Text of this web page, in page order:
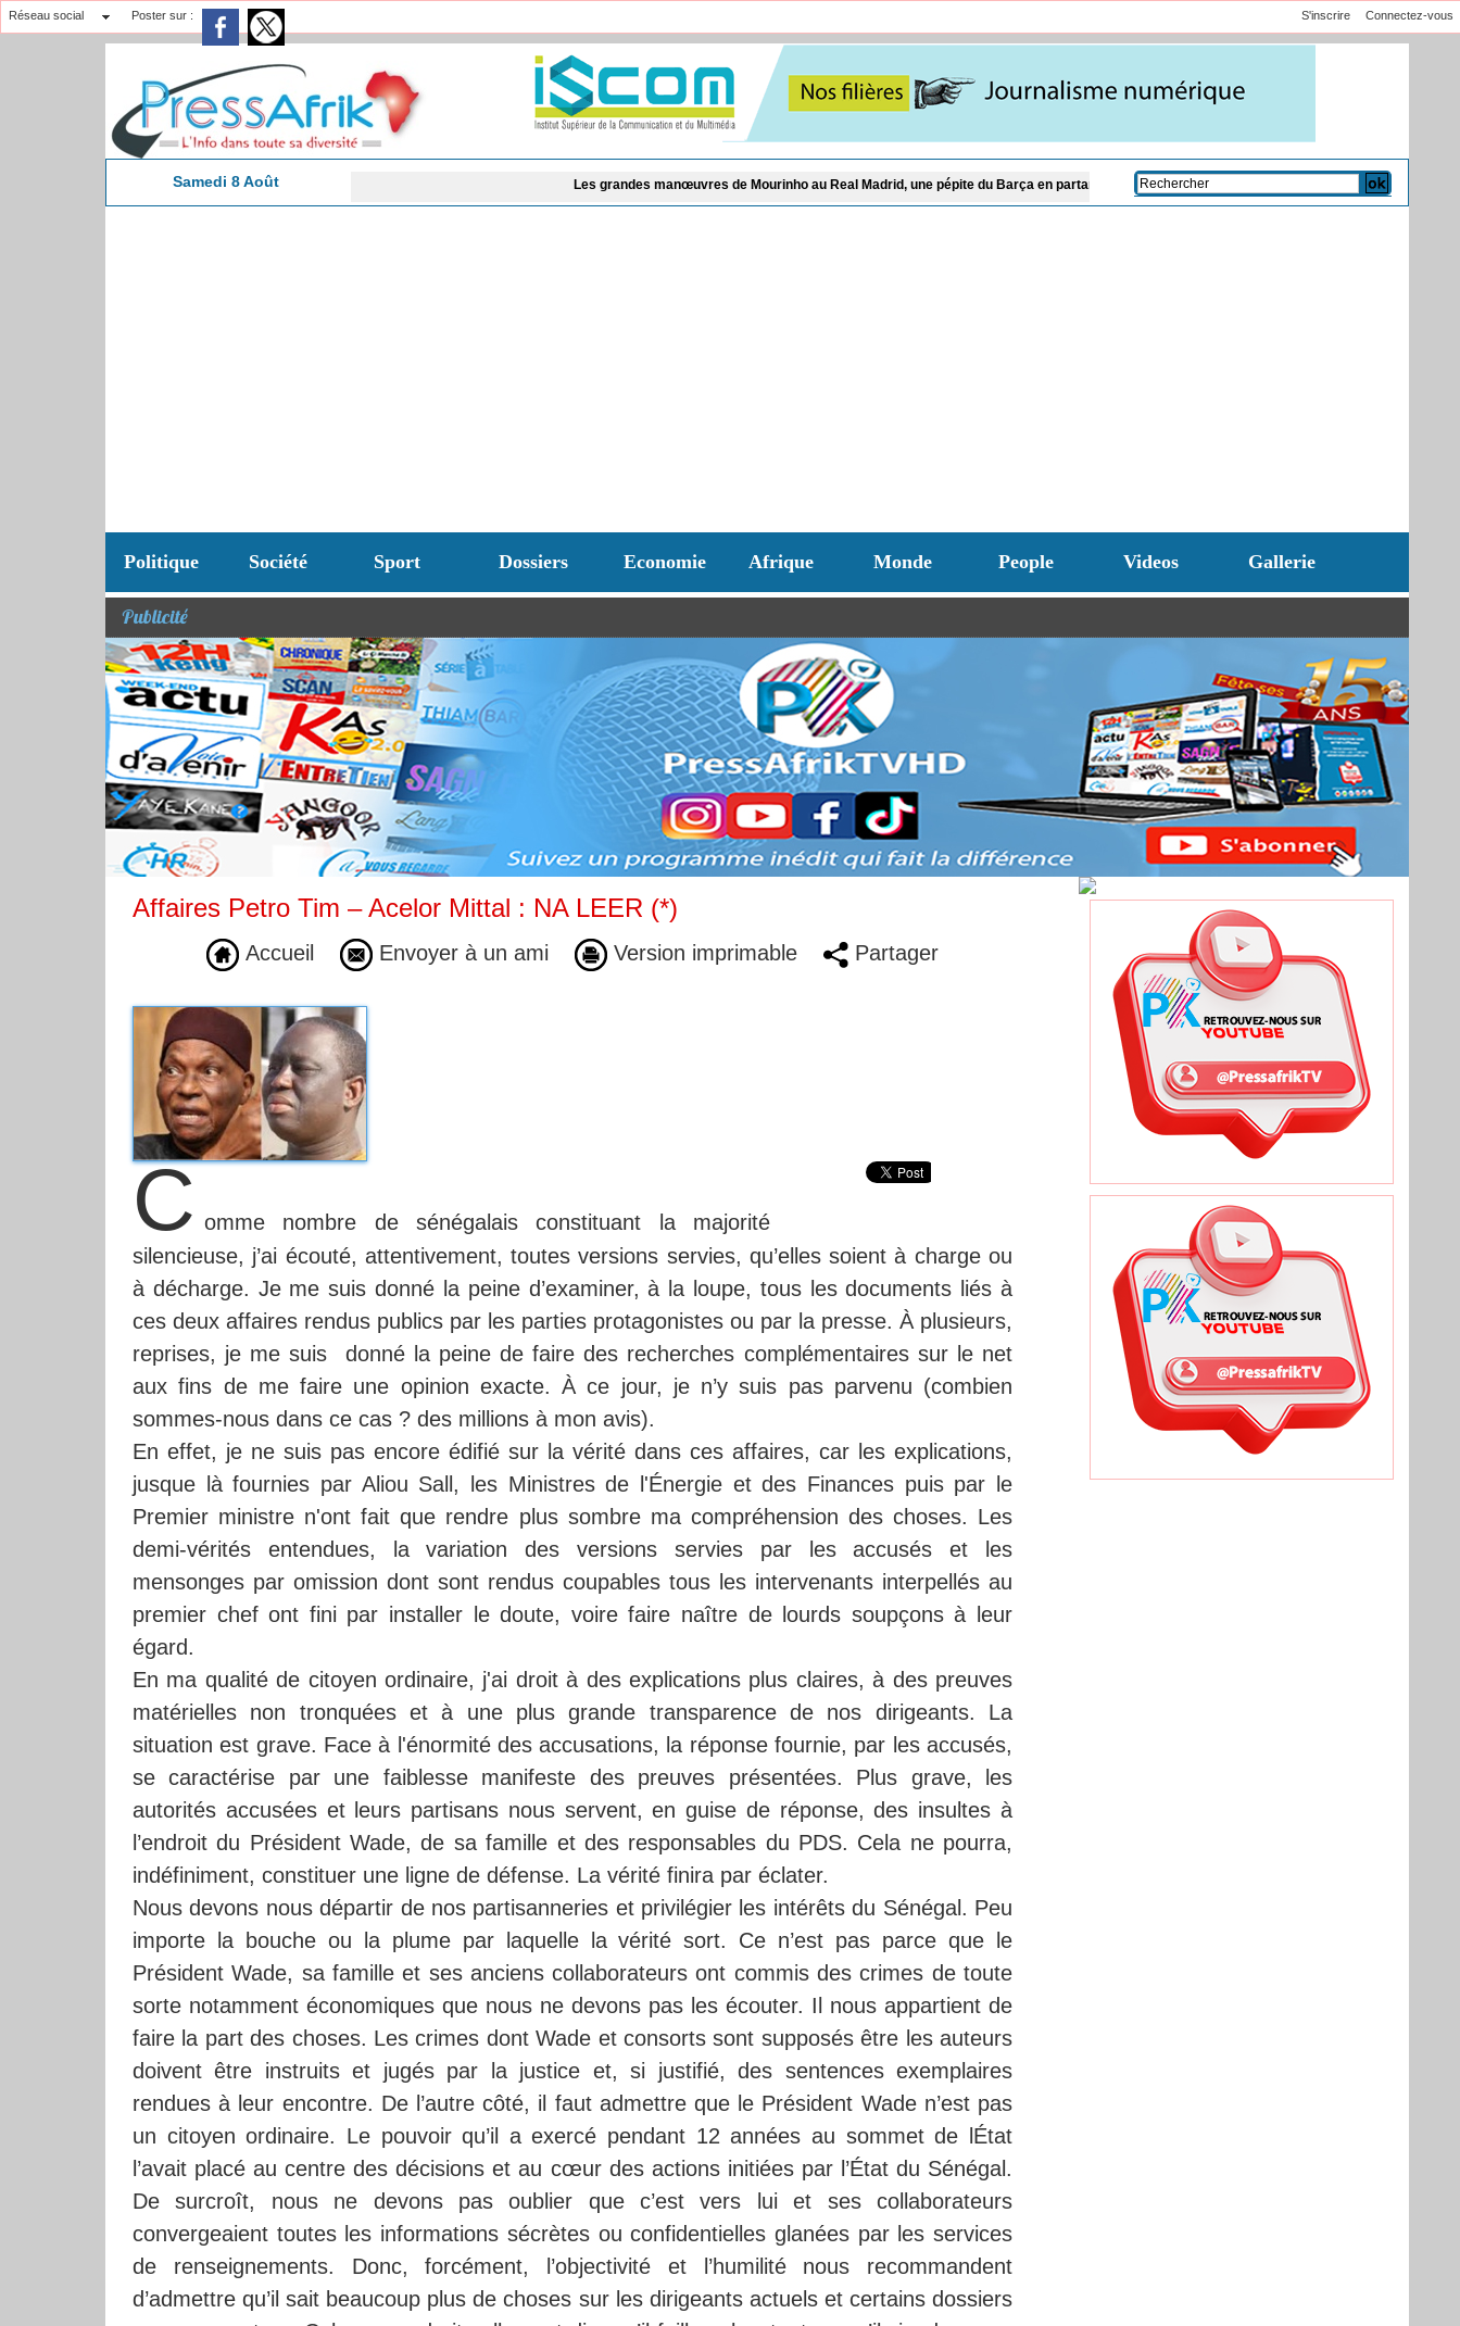
Réseau social Poster sur : Connectez-vous
S'inscrire
Samedi 8 Août Les grandes manœuvres de Mourinho au Real Madrid, une pépite du Barça en partance vers l’Arabie saoudite Nigeria: le vrai-faux Conseil présidentiel des
Politique Société Sport Dossiers Economie Afrique Monde People Videos Gallerie
Publicité
Affaires Petro Tim – Acelor Mittal : NA LEER (*)
Accueil Envoyer à un ami Version imprimable Partager
C omme nombre de sénégalais constituant la majorité
silencieuse, j’ai écouté, attentivement, toutes versions servies, qu’elles soient à charge ou
à décharge. Je me suis donné la peine d’examiner, à la loupe, tous les documents liés à
ces deux affaires rendus publics par les parties protagonistes ou par la presse. À plusieurs,
reprises, je me suis donné la peine de faire des recherches complémentaires sur le net
aux fins de me faire une opinion exacte. À ce jour, je n’y suis pas parvenu (combien
sommes-nous dans ce cas ? des millions à mon avis).
En effet, je ne suis pas encore édifié sur la vérité dans ces affaires, car les explications,
jusque là fournies par Aliou Sall, les Ministres de l'Énergie et des Finances puis par le
Premier ministre n'ont fait que rendre plus sombre ma compréhension des choses. Les
demi-vérités entendues, la variation des versions servies par les accusés et les
mensonges par omission dont sont rendus coupables tous les intervenants interpellés au
premier chef ont fini par installer le doute, voire faire naître de lourds soupçons à leur
égard.
En ma qualité de citoyen ordinaire, j'ai droit à des explications plus claires, à des preuves
matérielles non tronquées et à une plus grande transparence de nos dirigeants. La
situation est grave. Face à l'énormité des accusations, la réponse fournie, par les accusés,
se caractérise par une faiblesse manifeste des preuves présentées. Plus grave, les
autorités accusées et leurs partisans nous servent, en guise de réponse, des insultes à
l’endroit du Président Wade, de sa famille et des responsables du PDS. Cela ne pourra,
indéfiniment, constituer une ligne de défense. La vérité finira par éclater.
Nous devons nous départir de nos partisanneries et privilégier les intérêts du Sénégal. Peu
importe la bouche ou la plume par laquelle la vérité sort. Ce n’est pas parce que le
Président Wade, sa famille et ses anciens collaborateurs ont commis des crimes de toute
sorte notamment économiques que nous ne devons pas les écouter. Il nous appartient de
faire la part des choses. Les crimes dont Wade et consorts sont supposés être les auteurs
doivent être instruits et jugés par la justice et, si justifié, des sentences exemplaires
rendues à leur encontre. De l’autre côté, il faut admettre que le Président Wade n’est pas
un citoyen ordinaire. Le pouvoir qu’il a exercé pendant 12 années au sommet de lÉtat
l’avait placé au centre des décisions et au cœur des actions initiées par l’État du Sénégal.
De surcroît, nous ne devons pas oublier que c’est vers lui et ses collaborateurs
convergeaient toutes les informations sécrètes ou confidentielles glanées par les services
de renseignements. Donc, forcément, l’objectivité et l’humilité nous recommandent
d’admettre qu’il sait beaucoup plus de choses sur les dirigeants actuels et certains dossiers